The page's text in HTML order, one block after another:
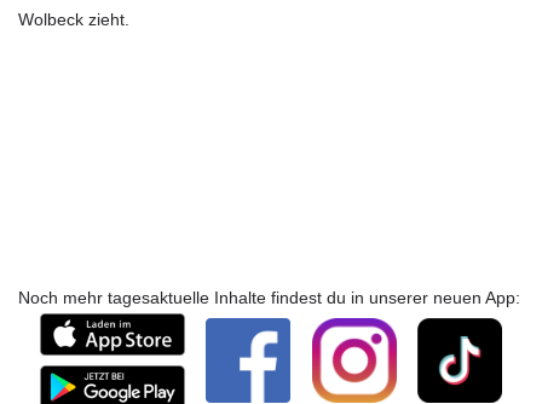
Wolbeck zieht.
Noch mehr tagesaktuelle Inhalte findest du in unserer neuen App: